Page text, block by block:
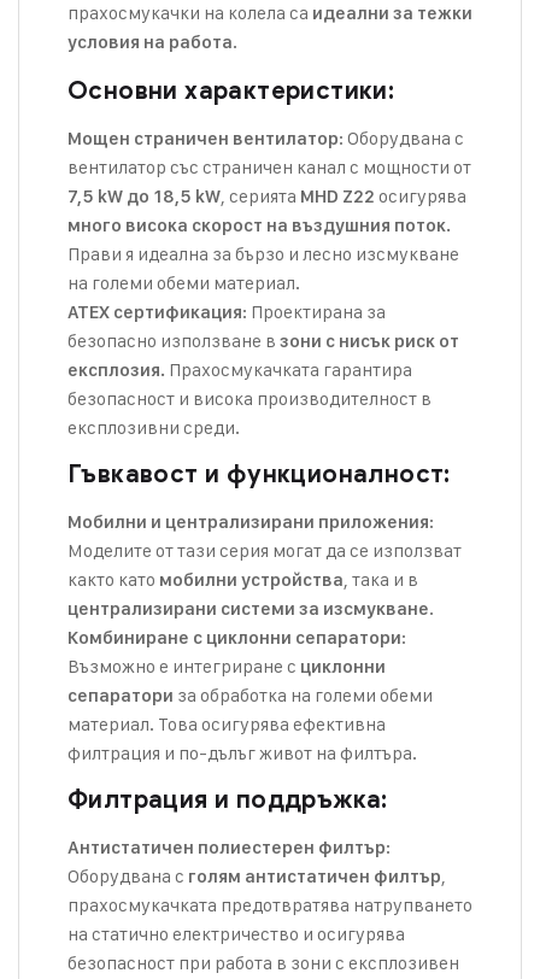
прахосмукачки на колела са идеални за тежки
условия на работа.
Основни характеристики:
Мощен страничен вентилатор: Оборудвана с
вентилатор със страничен канал с мощности от
7,5 kW до 18,5 kW, серията MHD Z22 осигурява
много висока скорост на въздушния поток.
Прави я идеална за бързо и лесно изсмукване
на големи обеми материал.
ATEX сертификация: Проектирана за
безопасно използване в зони с нисък риск от
експлозия. Прахосмукачката гарантира
безопасност и висока производителност в
експлозивни среди.
Гъвкавост и функционалност:
Мобилни и централизирани приложения:
Моделите от тази серия могат да се използват
както като мобилни устройства, така и в
централизирани системи за изсмукване.
Комбиниране с циклонни сепаратори:
Възможно е интегриране с циклонни
сепаратори за обработка на големи обеми
материал. Това осигурява ефективна
филтрация и по-дълъг живот на филтъра.
Филтрация и поддръжка:
Антистатичен полиестерен филтър:
Оборудвана с голям антистатичен филтър,
прахосмукачката предотвратява натрупването
на статично електричество и осигурява
безопасност при работа в зони с експлозивен